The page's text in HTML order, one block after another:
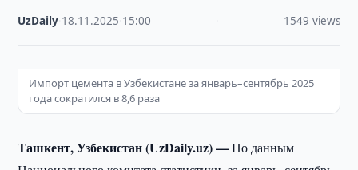
UzDaily 18.11.2025 15:00 1549 views
Импорт цемента в Узбекистане за январь–сентябрь 2025
года сократился в 8,6 раза
Ташкент, Узбекистан (UzDaily.uz) —По данным